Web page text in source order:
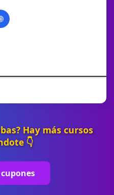
Hay más cursos
👇